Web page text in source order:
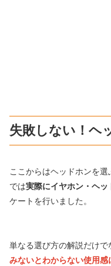
失敗しない！ヘ
ここからはヘッドホンを選
では実際にイヤホン・ヘッ
ケートを行いました。
単なる選び方の解説だけで
みないとわからない使用感